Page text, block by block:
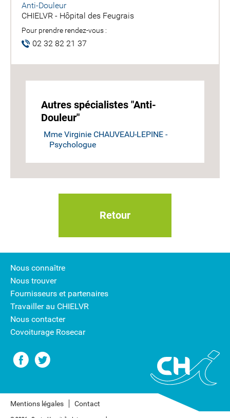
Anti-Douleur
CHIELVR - Hôpital des Feugrais
Pour prendre rendez-vous :
02 32 82 21 37
Autres spécialistes "Anti-
Douleur"
Mme Virginie CHAUVEAU-LEPINE -
Psychologue
Retour
Nous connaître
Nous trouver
Fournisseurs et partenaires
Travailler au CHIELVR
Nous contacter
Covoiturage Rosecar
Mentions légales Contact